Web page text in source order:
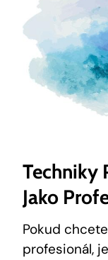
Techniky
Jako
Pokud
profesionál,